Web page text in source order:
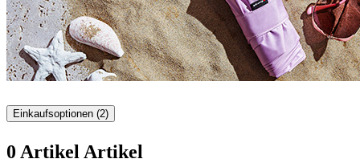
Einkaufsoptionen (2)
0 Artikel Artikel